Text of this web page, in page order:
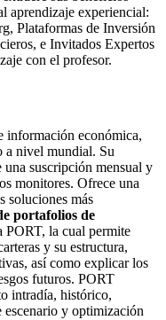
aprendizaje experiencial:
Plataformas de Inversión
e Invitados Expertos
con el profesor.
información económica,
a nivel mundial. Su
suscripción mensual y
monitores. Ofrece una
soluciones más
portafolios de
PORT, la cual permite
y su estructura,
así como explicar los
futuros. PORT
intradía, histórico,
escenario y optimización